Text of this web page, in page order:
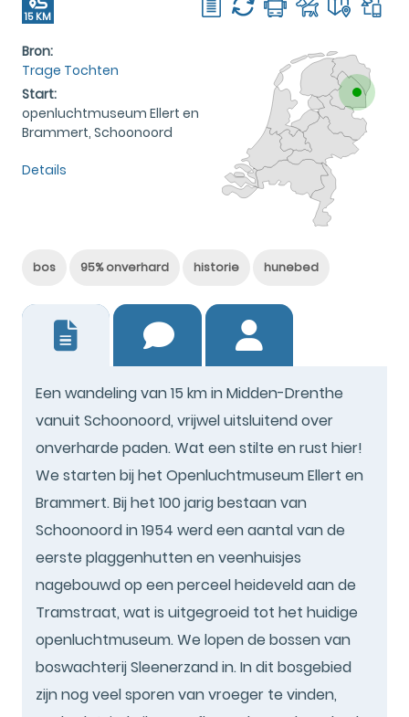
15 KM
Bron:
Trage Tochten
Start:
openluchtmuseum Ellert en
Brammert, Schoonoord
Details
bos 95% onverhard historie hunebed
Een wandeling van 15 km in Midden-Drenthe
vanuit Schoonoord, vrijwel uitsluitend over
onverharde paden. Wat een stilte en rust hier!
We starten bij het Openluchtmuseum Ellert en
Brammert. Bij het 100 jarig bestaan van
Schoonoord in 1954 werd een aantal van de
eerste plaggenhutten en veenhuisjes
nagebouwd op een perceel heideveld aan de
Tramstraat, wat is uitgegroeid tot het huidige
openluchtmuseum. We lopen de bossen van
boswachterij Sleenerzand in. In dit bosgebied
zijn nog veel sporen van vroeger te vinden,